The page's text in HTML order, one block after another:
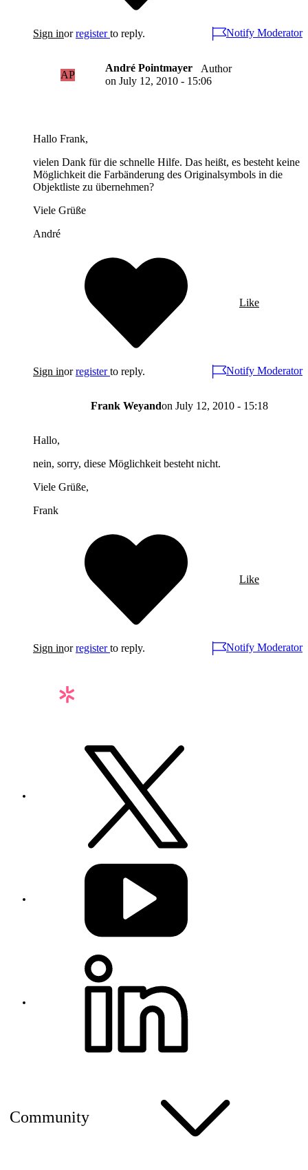
Sign inorregister to reply. Notify Moderator
AP
André Pointmayer
Author
on July 12, 2010 - 15:06
Hallo Frank,
vielen Dank für die schnelle Hilfe. Das heißt, es besteht keine
Möglichkeit die Farbänderung des Originalsymbols in die
Objektliste zu übernehmen?
Viele Grüße
André
Like
Sign inorregister to reply. Notify Moderator
Frank Weyandon July 12, 2010 - 15:18
Hallo,
nein, sorry, diese Möglichkeit besteht nicht.
Viele Grüße,
Frank
Like
Sign inorregister to reply. Notify Moderator
Community